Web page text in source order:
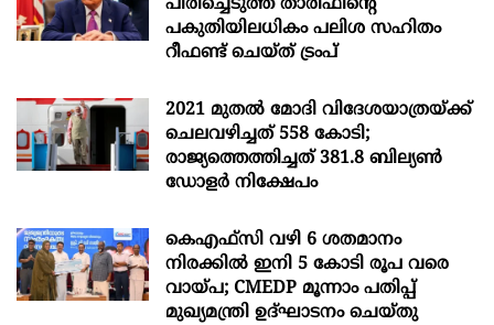
പകുതിയിലധികം പലിശ സഹിതം
റീഫണ്ട് ചെയ്ത് ട്രംപ്
2021 മുതൽ മോദി വിദേശയാത്രയ്ക്ക്
ചെലവഴിച്ചത് 558 കോടി;
രാജ്യത്തെത്തിച്ചത് 381.8 ബില്യൺ
ഡോളർ നിക്ഷേപം
കെഎഫ്സി വഴി 6 ശതമാനം
നിരക്കിൽ ഇനി 5 കോടി രൂപ വരെ
വായ്പ; CMEDP മൂന്നാം പതിപ്പ്
മുഖ്യമന്ത്രി ഉദ്ഘാടനം ചെയ്തു